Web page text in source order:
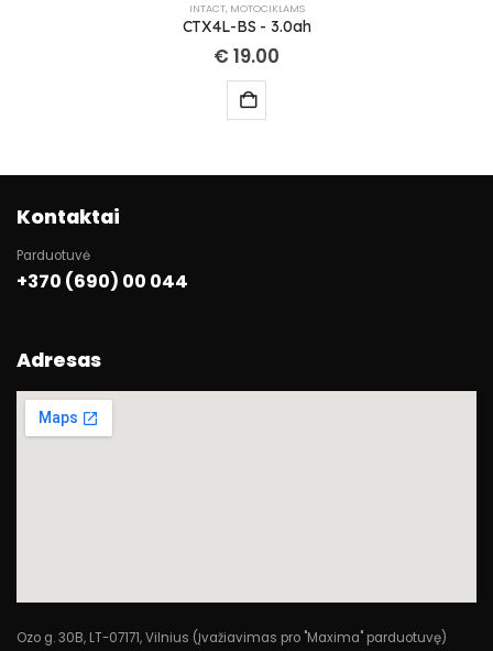
INTACT, MOTOCIKLAMS
CTX4L-BS - 3.0ah
€ 19.00
Kontaktai
Parduotuvė
+370 (690) 00 044
Adresas
Ozo g. 30B, LT-07171, Vilnius (Įvažiavimas pro "Maxima" parduotuvę)